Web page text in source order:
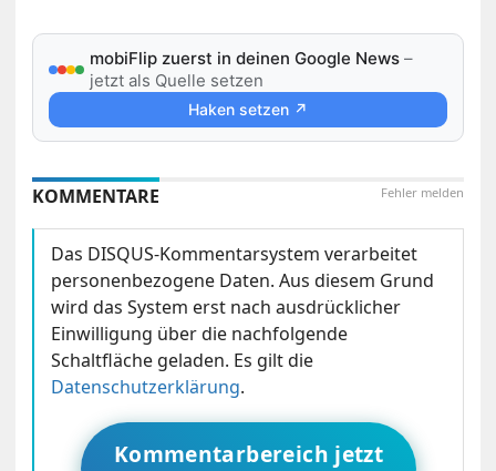
mobiFlip zuerst in deinen Google News –
jetzt als Quelle setzen
Haken setzen ↗
Fehler melden
KOMMENTARE
Das DISQUS-Kommentarsystem verarbeitet
personenbezogene Daten. Aus diesem Grund
wird das System erst nach ausdrücklicher
Einwilligung über die nachfolgende
Schaltfläche geladen. Es gilt die
Datenschutzerklärung.
Kommentarbereich jetzt